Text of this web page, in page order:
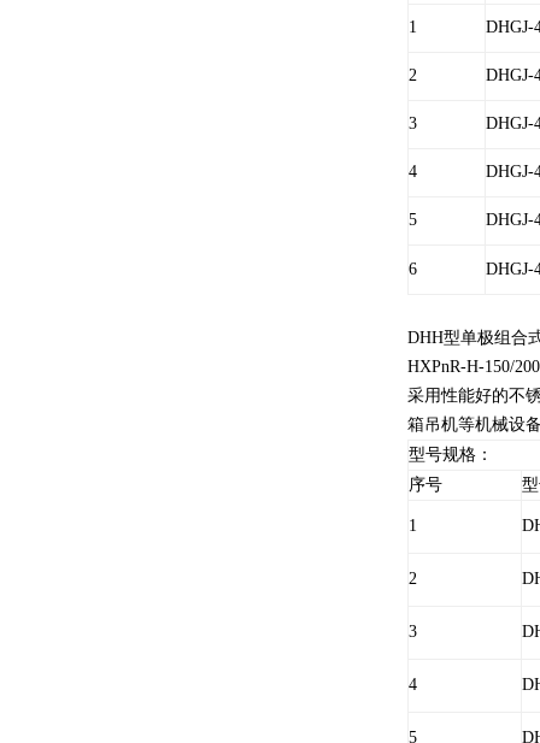
1 DHGJ-
2 DHGJ-
3 DHGJ-
4 DHGJ-
5 DHGJ-
6 DHGJ-
DHH型单极组合
HXPnR-H-150/
采用性能好的不
箱吊机等机械设
型号规格：
序号
1
2
3
4
5